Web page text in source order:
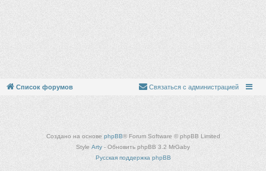
Список форумов Связаться с администрацией
Создано на основе phpBB® Forum Software © phpBB Limited
Style Arty - Обновить phpBB 3.2 MrGaby
Русская поддержка phpBB